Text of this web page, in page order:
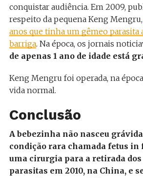
conquistar audiência. Em 2009,
respeito da pequena Keng Mengru,
anos que tinha um gêmeo parasita
barriga. Na época, os jornais
de apenas 1 ano de idade está
Keng Mengru foi operada, na
vida normal.
Conclusão
A bebezinha não nasceu
condição rara chamada fetus in
uma cirurgia para a retirada dos
parasitas em 2010, na China, e